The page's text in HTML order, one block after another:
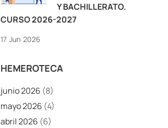
Y BACHILLERATO.
CURSO 2026-2027
17 Jun 2026
HEMEROTECA
junio 2026 (8)
mayo 2026 (4)
abril 2026 (6)